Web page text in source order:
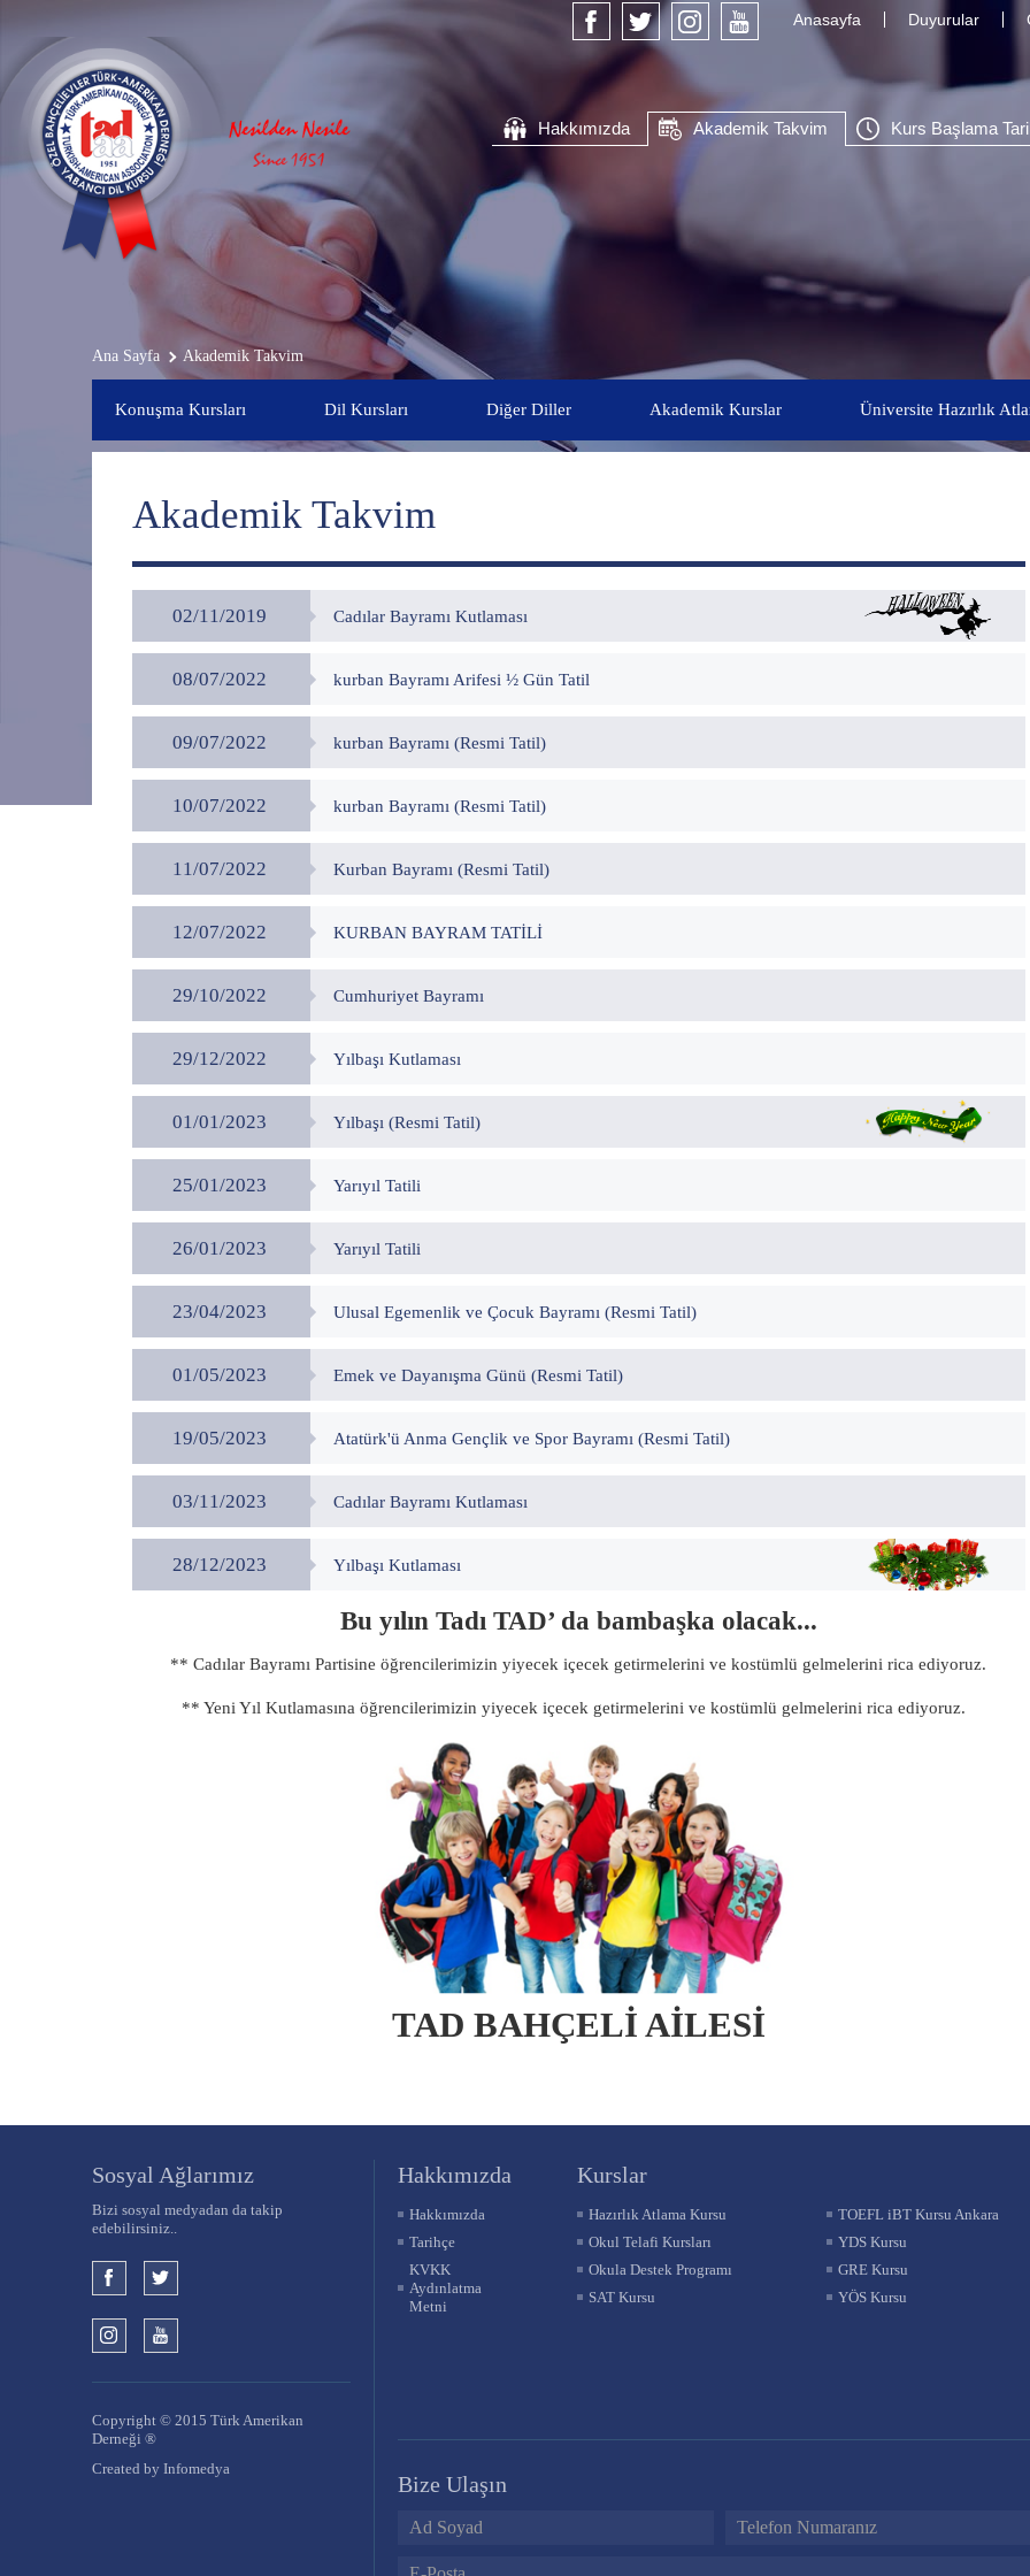
Anasayfa Duyurular
Hakkımızda Akademik Takvim Kurs Başlama
Ana Sayfa Akademik Takvim
Konuşma Kursları Dil Kursları Diğer Diller Akademik Kurslar Üniversite Hazırlık
Akademik Takvim
02/11/2019 Cadılar Bayramı Kutlaması
08/07/2022 kurban Bayramı Arifesi ½ Gün Tatil
09/07/2022 kurban Bayramı (Resmi Tatil)
10/07/2022 kurban Bayramı (Resmi Tatil)
11/07/2022 Kurban Bayramı (Resmi Tatil)
12/07/2022 KURBAN BAYRAM TATİLİ
29/10/2022 Cumhuriyet Bayramı
29/12/2022 Yılbaşı Kutlaması
01/01/2023 Yılbaşı (Resmi Tatil)
25/01/2023 Yarıyıl Tatili
26/01/2023 Yarıyıl Tatili
23/04/2023 Ulusal Egemenlik ve Çocuk Bayramı (Resmi Tatil)
01/05/2023 Emek ve Dayanışma Günü (Resmi Tatil)
19/05/2023 Atatürk'ü Anma Gençlik ve Spor Bayramı (Resmi Tatil)
03/11/2023 Cadılar Bayramı Kutlaması
28/12/2023 Yılbaşı Kutlaması
Bu yılın Tadı TAD’ da bambaşka olacak...
** Cadılar Bayramı Partisine öğrencilerimizin yiyecek içecek getirmelerini ve kostümlü gelmelerini rica ediyoruz.
** Yeni Yıl Kutlamasına öğrencilerimizin yiyecek içecek getirmelerini ve kostümlü gelmelerini rica ediyoruz.
TAD BAHÇELİ AİLESİ
Sosyal Ağlarımız
Bizi sosyal medyadan da takip
edebilirsiniz..
Copyright © 2015 Türk Amerikan
Derneği ®
Created by Infomedya
hakkımızda
Hakkımızda
Tarihçe
KVKK
Aydınlatma
Metni
kurslar
Hazırlık Atlama Kursu
TOEFL iBT Kursu Ankara
Okul Telafi Kursları
YDS Kursu
Okula Destek Programı
GRE Kursu
SAT Kursu
YÖS Kursu
Bize Ulaşın